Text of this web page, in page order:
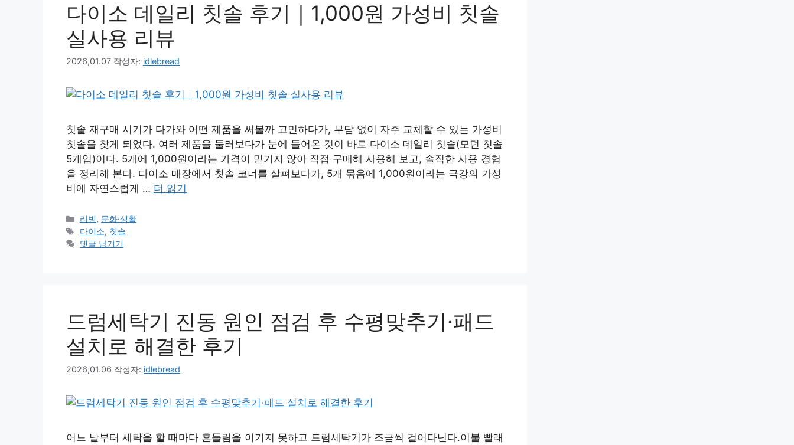
다이소 데일리 칫솔 후기｜1,000원 가성비 칫솔
실사용 리뷰
2026,01.07 작성자: idlebread
칫솔 재구매 시기가 다가와 어떤 제품을 써볼까 고민하다가, 부담 없이 자주 교체할 수 있는 가성비
칫솔을 찾게 되었다. 여러 제품을 둘러보다가 눈에 들어온 것이 바로 다이소 데일리 칫솔(모던 칫솔
5개입)이다. 5개에 1,000원이라는 가격이 믿기지 않아 직접 구매해 사용해 보고, 솔직한 사용 경험
을 정리해 본다. 다이소 매장에서 칫솔 코너를 살펴보다가, 5개 묶음에 1,000원이라는 극강의 가성
비에 자연스럽게 … 더 읽기
카
테
고
리빙, 문화·생활
태
그
다이소, 칫솔
댓글 남기기
드럼세탁기 진동 원인 점검 후 수평맞추기·패드
설치로 해결한 후기
2026,01.06 작성자: idlebread
어느 날부터 세탁을 할 때마다 흔들림을 이기지 못하고 드럼세탁기가 조금씩 걸어다닌다.이불 빨래